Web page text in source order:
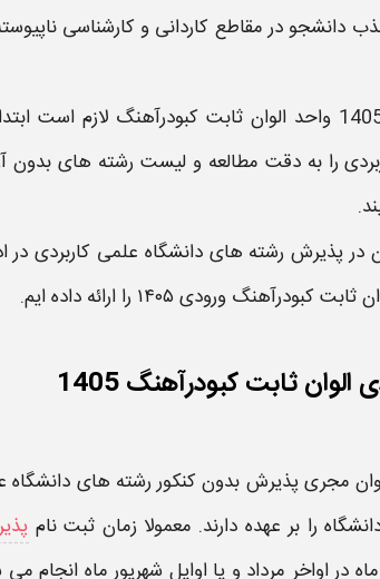
دانشجو در مقاطع کاردانی و کارشناسی
واحد الوان ثابت کبودرآهنگ لازم است
را به دقت مطالعه ولیست رشته های بدون
در پذیرش رشته هایدانشگاه علمی کاربردیدر
ثابت کبودرآهنگ ورودی ۱۴۰۵ را ارائه داده ایم.
ثابت کبودرآهنگ 1405
مجری پذیرش بدون کنکور رشته های دانشگاه
را بر عهده دارند. معمولا زمان ثبت نام
در اواخر مرداد و یا اوایل شهریور ماه انجام